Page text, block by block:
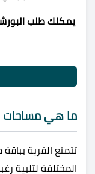
يمكنك طلب
ما هي مساحات
تتمتع القرية
المختلفة لتلبية